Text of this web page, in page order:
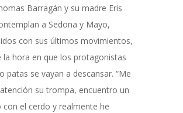
Barragán y su madre Eris
a Sedona y Mayo,
con sus últimos movimientos,
la hora en que los protagonistas
patas se vayan a descansar. “Me
su trompa, encuentro un
con el cerdo y realmente he